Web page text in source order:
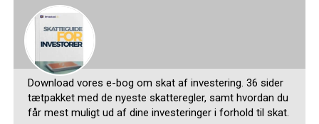
Download vores e-bog om skat af investering. 36 sider
tætpakket med de nyeste skatteregler, samt hvordan du
får mest muligt ud af dine investeringer i forhold til skat.